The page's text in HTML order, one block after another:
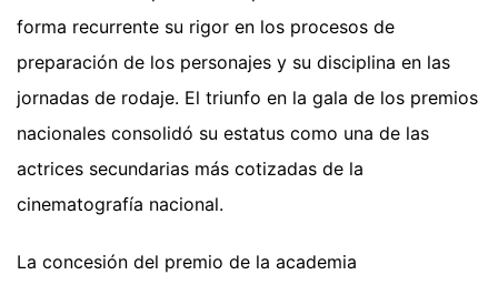
forma recurrente su rigor en los procesos de
preparación de los personajes y su disciplina en las
jornadas de rodaje. El triunfo en la gala de los premios
nacionales consolidó su estatus como una de las
actrices secundarias más cotizadas de la
cinematografía nacional.
La concesión del premio de la academia